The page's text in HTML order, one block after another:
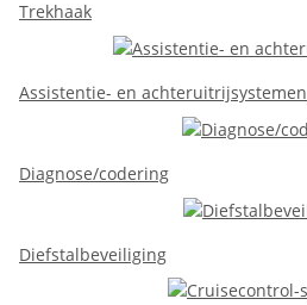
Trekhaak
Assistentie- en achteruitrijsystemen
Diagnose/codering
Diefstalbeveiliging